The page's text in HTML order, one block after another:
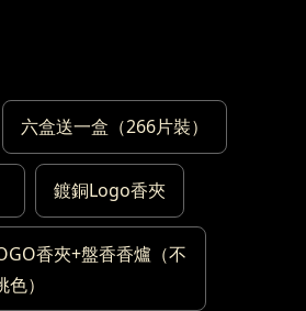
六盒送一盒（266片裝）
鍍銅Logo香夾
香夾+盤香香爐（不
色）